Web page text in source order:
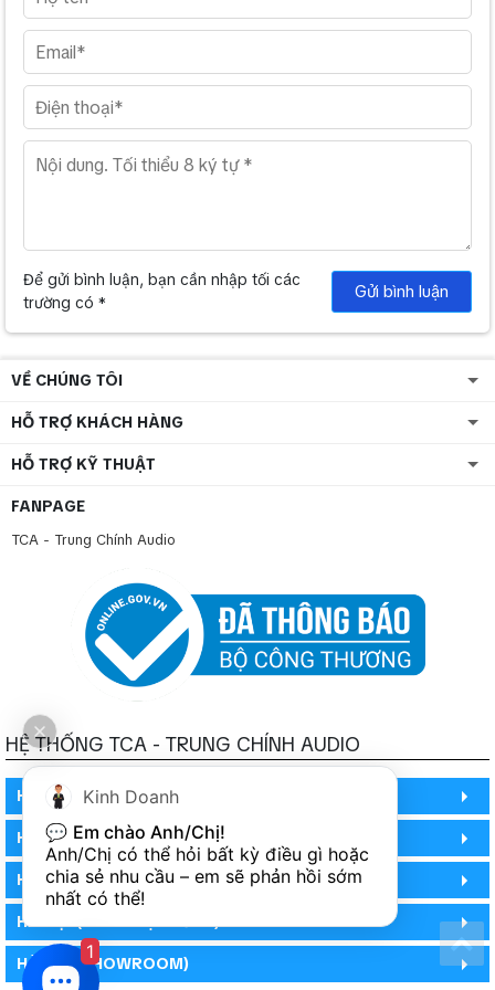
Việt Nam.
Để gửi bình luận, bạn cần nhập tối các
trường có *
Gửi bình luận
VỀ CHÚNG TÔI
HỖ TRỢ KHÁCH HÀNG
HỖ TRỢ KỸ THUẬT
FANPAGE
TCA - Trung Chính Audio
HỆ THỐNG TCA - TRUNG CHÍNH AUDIO
HỒ CHÍ MINH
HỒ CHÍ MINH
HỒ CHÍ MINH (PHÒNG BẢO HÀNH)
HÀ NỘI (DEMO HỆ THỐNG)
HÀ NỘI (SHOWROOM)
Kinh Doanh
💬 Em chào Anh/Chị!
Anh/Chị có thể hỏi bất kỳ điều gì hoặc
chia sẻ nhu cầu – em sẽ phản hồi sớm
nhất có thể!
1